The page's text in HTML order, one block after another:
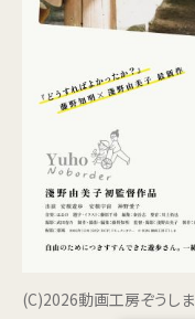
(C)2026動画工房ぞうしま